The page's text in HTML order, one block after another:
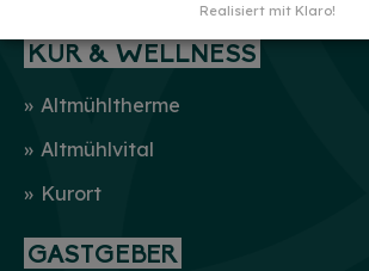
KUR & WELLNESS
Altmühltherme
Altmühlvital
Kurort
GASTGEBER
Realisiert mit Klaro!